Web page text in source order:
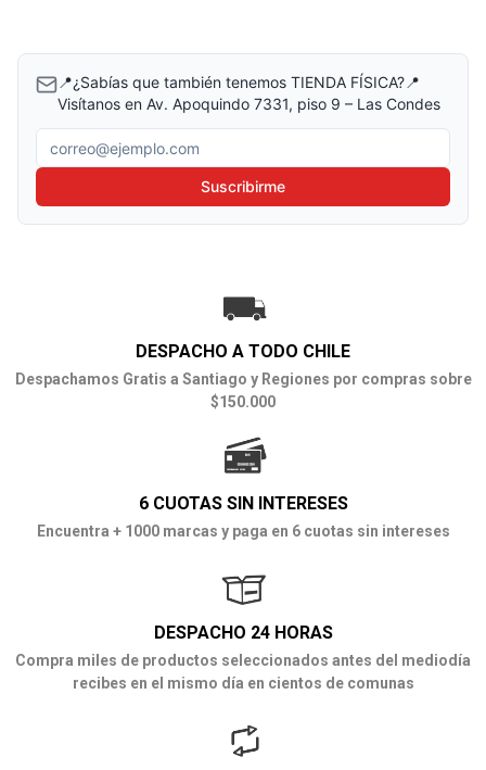
📍¿Sabías que también tenemos TIENDA FÍSICA?📍
Visítanos en Av. Apoquindo 7331, piso 9 – Las Condes
Correo electrónico
Suscribirme
DESPACHO A TODO CHILE
Despachamos Gratis a Santiago y Regiones por compras sobre
$150.000
6 CUOTAS SIN INTERESES
Encuentra + 1000 marcas y paga en 6 cuotas sin intereses
DESPACHO 24 HORAS
Compra miles de productos seleccionados antes del mediodía
recibes en el mismo día en cientos de comunas